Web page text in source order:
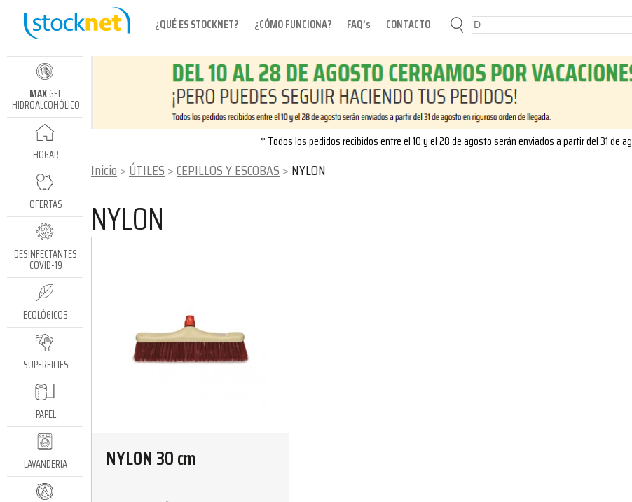
¿QUÉ ES STOCKNET? ¿CÓMO FUNCIONA? FAQ’s CONTACTO
MAXGEL
HIDROALCOHÓLICO
HOGAR
OFERTAS
DESINFECTANTES
COVID-19
ECOLÓGICOS
SUPERFICIES
PAPEL
LAVANDERIA
* Todos los pedidos recibidos entre el 10 y el 28 de agosto serán enviados a partir del 31 de
Inicio ÚTILES CEPILLOS Y ESCOBAS NYLON
NYLON
NYLON 30 cm